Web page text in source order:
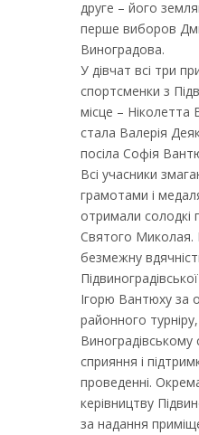
друге – його
перше виборов
Виноградова.
У дівчат всі три
спортсменки з
місце –
стала Валерія
посіла Софія
Всі учасники
грамотами і
отримали солодкі
Святого
безмежну
Ігорю Вантюху за
районного
Виноградівському
сприяння і
проведенні.
керівництву
за надання